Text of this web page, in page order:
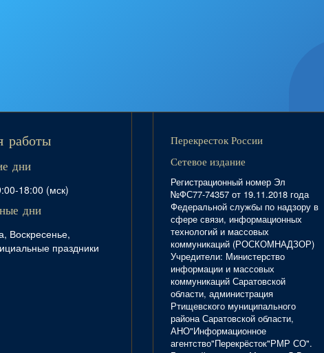
работы
дни
18:00 (мск)
дни
Воскресенье,
праздники
Перекресток России
Сетевое издание
Регистрационный номер Эл
№ФС77-74357 от 19.11.2018 года
Федеральной службы по надзору в
сфере связи, информационных
технологий и массовых
коммуникаций (РОСКОМНАДЗОР)
Учредители: Министерство
информации и массовых
коммуникаций Саратовской
области, администрация
Ртищевского муниципального
района Саратовской области,
АНО"Информационное
агентство"Перекрёсток"РМР СО".